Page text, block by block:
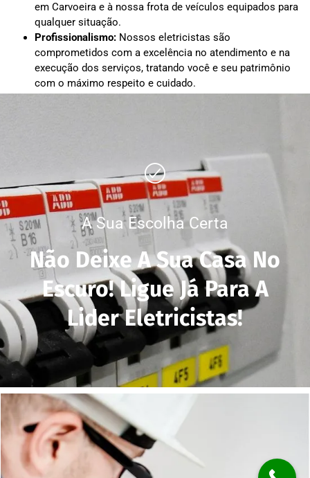
em Carvoeira e à nossa frota de veículos equipados para
qualquer situação.
Profissionalismo: Nossos eletricistas são
comprometidos com a excelência no atendimento e na
execução dos serviços, tratando você e seu patrimônio
com o máximo respeito e cuidado.
A Sua Escolha Certa
Não Deixe A Sua Casa No
Escuro! Ligue Já Para A
Lider Eletricistas!